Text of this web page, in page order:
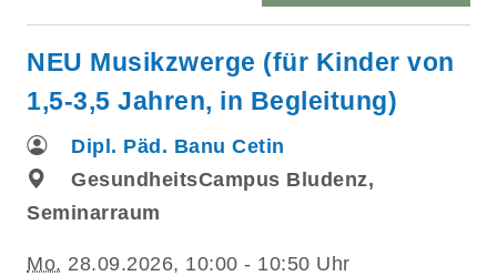
NEU Musikzwerge (für Kinder von
1,5-3,5 Jahren, in Begleitung)
Dipl. Päd. Banu Cetin
GesundheitsCampus Bludenz,
Seminarraum
Mo. 28.09.2026, 10:00 - 10:50 Uhr